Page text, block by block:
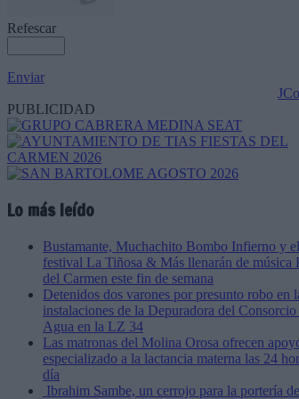
Refescar
Enviar
PUBLICIDAD
Lo más leído
Bustamante, Muchachito Bombo Infierno y el
festival La Tiñosa & Más llenarán de música
del Carmen este fin de semana
Detenidos dos varones por presunto robo en
instalaciones de la Depuradora del Consorcio
Agua en la LZ 34
Las matronas del Molina Orosa ofrecen
especializado a la lactancia materna las 24
día
Ibrahim Sambe, un cerrojo para la portería